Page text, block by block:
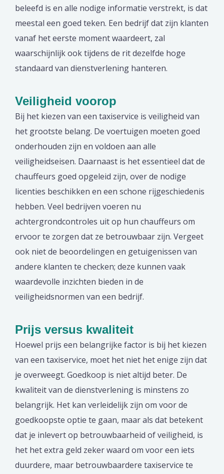
beleefd is en alle nodige informatie verstrekt, is dat
meestal een goed teken. Een bedrijf dat zijn klanten
vanaf het eerste moment waardeert, zal
waarschijnlijk ook tijdens de rit dezelfde hoge
standaard van dienstverlening hanteren.
Veiligheid voorop
Bij het kiezen van een taxiservice is veiligheid van
het grootste belang. De voertuigen moeten goed
onderhouden zijn en voldoen aan alle
veiligheidseisen. Daarnaast is het essentieel dat de
chauffeurs goed opgeleid zijn, over de nodige
licenties beschikken en een schone rijgeschiedenis
hebben. Veel bedrijven voeren nu
achtergrondcontroles uit op hun chauffeurs om
ervoor te zorgen dat ze betrouwbaar zijn. Vergeet
ook niet de beoordelingen en getuigenissen van
andere klanten te checken; deze kunnen vaak
waardevolle inzichten bieden in de
veiligheidsnormen van een bedrijf.
Prijs versus kwaliteit
Hoewel prijs een belangrijke factor is bij het kiezen
van een taxiservice, moet het niet het enige zijn dat
je overweegt. Goedkoop is niet altijd beter. De
kwaliteit van de dienstverlening is minstens zo
belangrijk. Het kan verleidelijk zijn om voor de
goedkoopste optie te gaan, maar als dat betekent
dat je inlevert op betrouwbaarheid of veiligheid, is
het het extra geld zeker waard om voor een iets
duurdere, maar betrouwbaardere taxiservice te